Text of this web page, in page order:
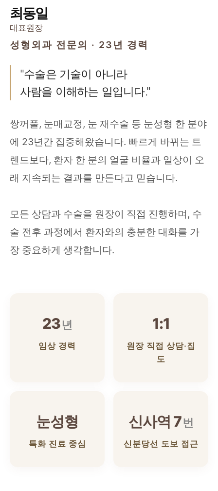
최동일
대표원장
성형외과 전문의 · 23년 경력
"수술은 기술이 아니라
사람을 이해하는 일입니다."
쌍꺼풀, 눈매교정, 눈 재수술 등 눈성형 한 분야
에 23년간 집중해왔습니다. 빠르게 바뀌는 트
렌드보다, 환자 한 분의 얼굴 비율과 일상이 오
래 지속되는 결과를 만든다고 믿습니다.
모든 상담과 수술을 원장이 직접 진행하며, 수
술 전후 과정에서 환자와의 충분한 대화를 가
장 중요하게 생각합니다.
23년
임상 경력
1:1
원장 직접 상담·집
도
눈성형
특화 진료 중심
신사역 7번
신분당선 도보 접근